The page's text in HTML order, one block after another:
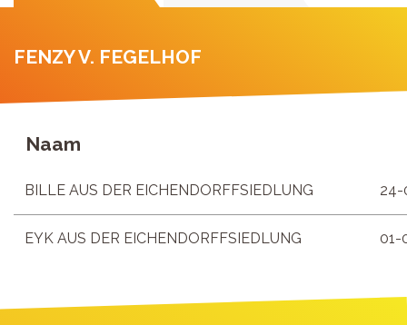
FENZY V. FEGELHOF
Naam
BILLE AUS DER EICHENDORFFSIEDLUNG 24-
EYK AUS DER EICHENDORFFSIEDLUNG 01-